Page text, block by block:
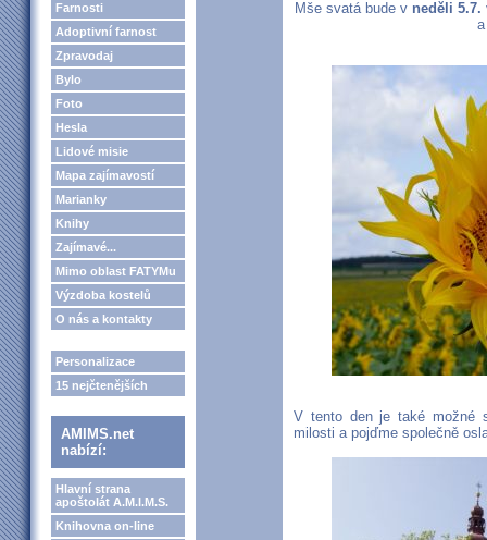
Farnosti
Adoptivní farnost
Zpravodaj
Bylo
Foto
Hesla
Lidové misie
Mapa zajímavostí
Marianky
Knihy
Zajímavé...
Mimo oblast FATYMu
Výzdoba kostelů
O nás a kontakty
Personalizace
15 nejčtenějších
AMIMS.net
nabízí:
Hlavní strana
apoštolát A.M.I.M.S.
Knihovna on-line
Mše svatá bude v neděli 5.7.
V tento den je také možné
milosti a pojďme společně